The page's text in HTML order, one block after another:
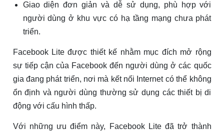
Giao diện đơn giản và dễ sử dụng, phù hợp với
người dùng ở khu vực có hạ tầng mạng chưa phát
triển.
Facebook Lite được thiết kế nhằm mục đích mở rộng
sự tiếp cận của Facebook đến người dùng ở các quốc
gia đang phát triển, nơi mà kết nối Internet có thể không
ổn định và người dùng thường sử dụng các thiết bị di
động với cấu hình thấp.
Với những ưu điểm này, Facebook Lite đã trở thành